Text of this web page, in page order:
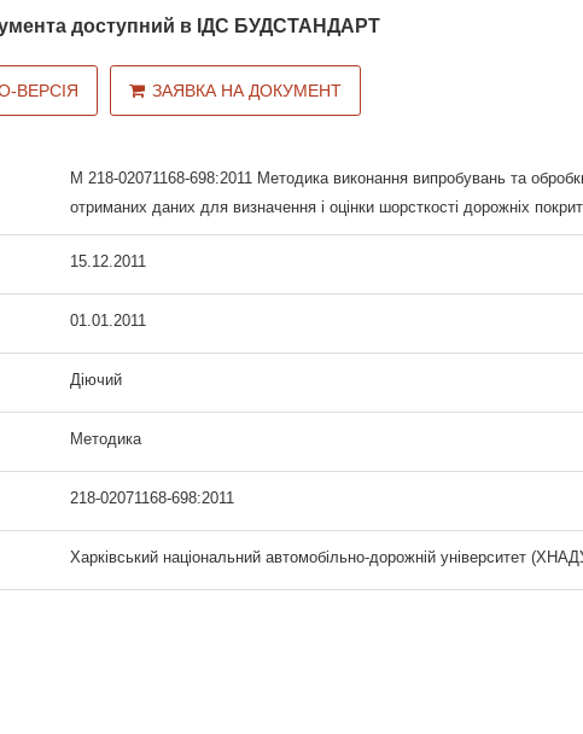
доступний в ІДС БУДСТАНДАРТ
ВЕРСІЯ ЗАЯВКА НА ДОКУМЕНТ
М 218-02071168-698:2011 Методика виконання випробувань та
отриманих даних для визначення і оцінки шорсткості дорожніх
15.12.2011
01.01.2011
Діючий
Методика
218-02071168-698:2011
Харківський національний автомобільно-дорожній університет